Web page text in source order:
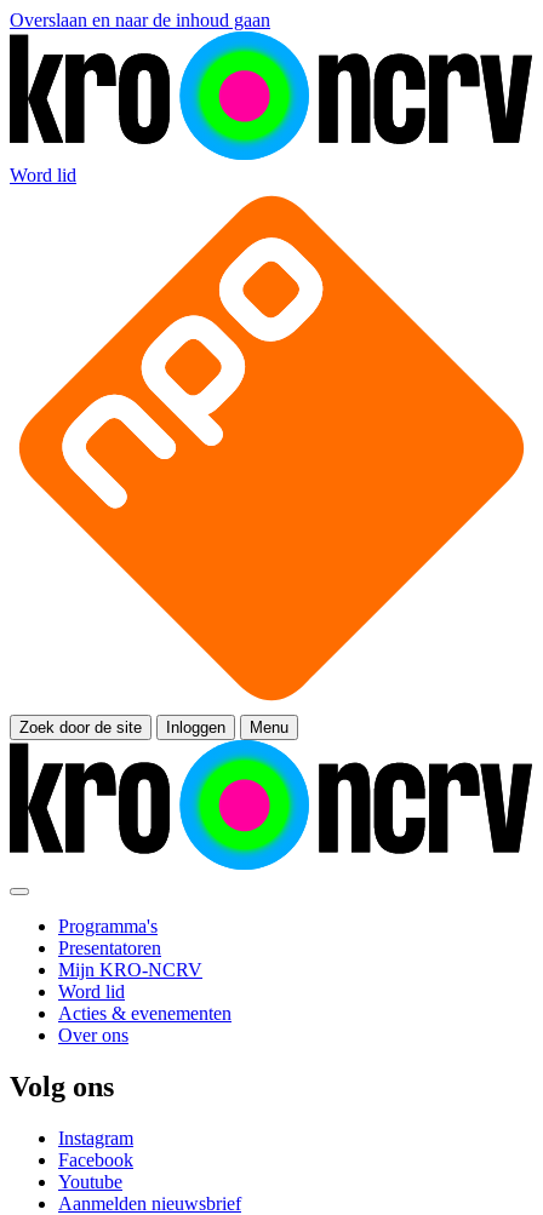
Overslaan en naar de inhoud gaan
Word lid
Zoek door de site Inloggen Menu
Programma's
Presentatoren
Mijn KRO-NCRV
Word lid
Acties & evenementen
Over ons
Volg ons
Instagram
Facebook
Youtube
Aanmelden nieuwsbrief